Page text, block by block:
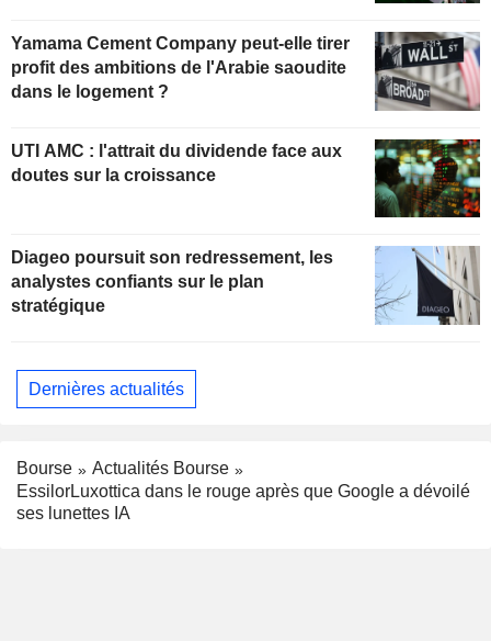
Yamama Cement Company peut-elle tirer
profit des ambitions de l'Arabie saoudite
dans le logement ?
UTI AMC : l'attrait du dividende face aux
doutes sur la croissance
Diageo poursuit son redressement, les
analystes confiants sur le plan
stratégique
Dernières actualités
Bourse
Actualités Bourse
EssilorLuxottica dans le rouge après que Google a dévoilé
ses lunettes IA